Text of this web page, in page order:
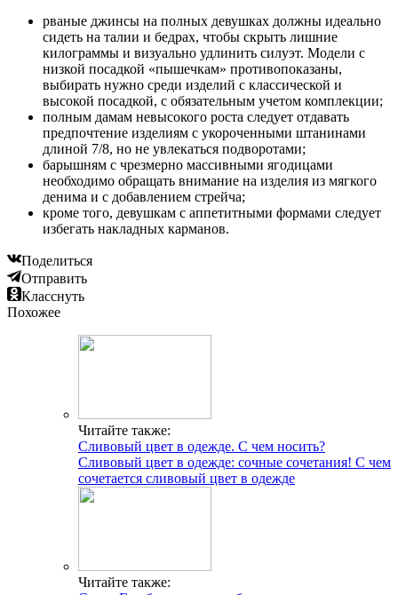
рваные джинсы на полных девушках должны идеально
сидеть на талии и бедрах, чтобы скрыть лишние
килограммы и визуально удлинить силуэт. Модели с
низкой посадкой «пышечкам» противопоказаны,
выбирать нужно среди изделий с классической и
высокой посадкой, с обязательным учетом комплекции;
полным дамам невысокого роста следует отдавать
предпочтение изделиям с укороченными штанинами
длиной 7/8, но не увлекаться подворотами;
барышням с чрезмерно массивными ягодицами
необходимо обращать внимание на изделия из мягкого
денима и с добавлением стрейча;
кроме того, девушкам с аппетитными формами следует
избегать накладных карманов.
Поделиться
Отправить
Класснуть
Похожее
Читайте также:
Сливовый цвет в одежде. С чем носить?
Сливовый цвет в одежде: сочные сочетания! С чем
сочетается сливовый цвет в одежде
Читайте также: